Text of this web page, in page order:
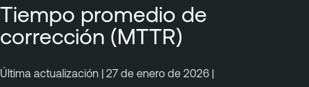
Tiempo promedio de
corrección (MTTR)
Última actualización | 27 de enero de 2026 |